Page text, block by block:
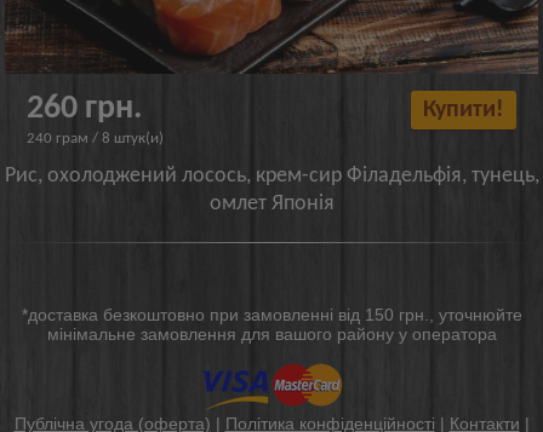
260 грн.
240 грам / 8 штук(и)
Купити!
Рис, охолоджений лосось, крем-сир Філадельфія, тунець,
омлет Японія
*доставка безкоштовно при замовленні від 150 грн., уточнюйте
мінімальне замовлення для вашого району у оператора
Публічна угода (оферта) | Політика конфіденційності | Контакти |